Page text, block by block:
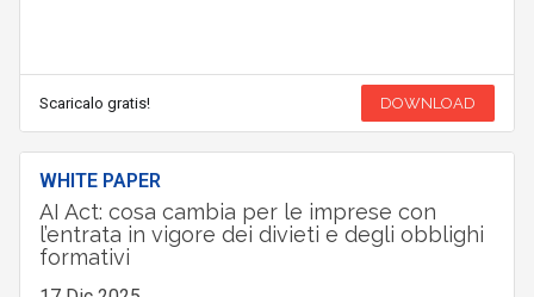
Scaricalo gratis! DOWNLOAD
WHITE PAPER
AI Act: cosa cambia per le imprese con
l’entrata in vigore dei divieti e degli obblighi
formativi